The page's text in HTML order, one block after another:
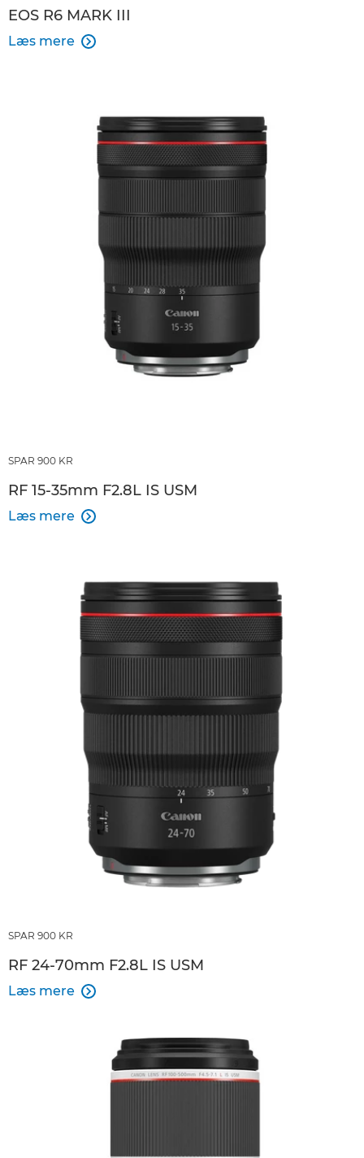
EOS R6 MARK III
Læs mere 
SPAR 900 KR
RF 15-35mm F2.8L IS USM
Læs mere 
SPAR 900 KR
RF 24-70mm F2.8L IS USM
Læs mere 